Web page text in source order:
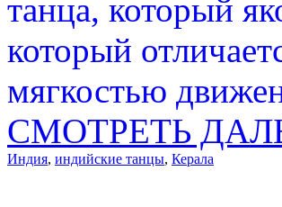
танца, который
который
мягкостью
СМОТРЕТЬ
Индия, индийские танцы, Керала